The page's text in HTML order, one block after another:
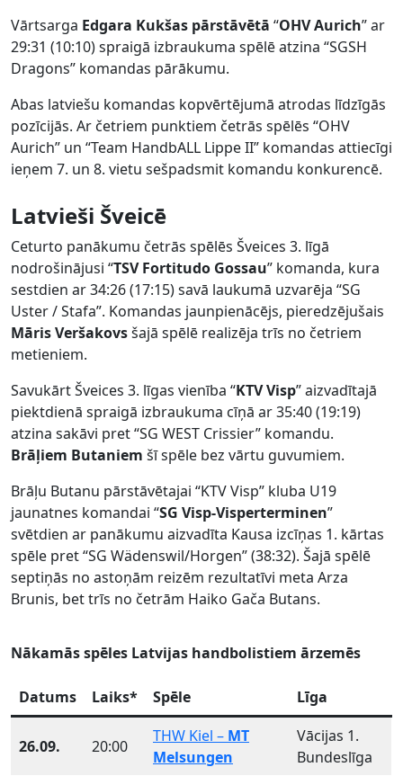
Vārtsarga Edgara Kukšas pārstāvētā “OHV Aurich” ar
29:31 (10:10) spraigā izbraukuma spēlē atzina “SGSH
Dragons” komandas pārākumu.
Abas latviešu komandas kopvērtējumā atrodas līdzīgās
pozīcijās. Ar četriem punktiem četrās spēlēs “OHV
Aurich” un “Team HandbALL Lippe II” komandas attiecīgi
ieņem 7. un 8. vietu sešpadsmit komandu konkurencē.
Latvieši Šveicē
Ceturto panākumu četrās spēlēs Šveices 3. līgā
nodrošinājusi “TSV Fortitudo Gossau” komanda, kura
sestdien ar 34:26 (17:15) savā laukumā uzvarēja “SG
Uster / Stafa”. Komandas jaunpienācējs, pieredzējušais
Māris Veršakovsšajā spēlē realizēja trīs no četriem
metieniem.
Savukārt Šveices 3. līgas vienība “KTV Visp” aizvadītajā
piektdienā spraigā izbraukuma cīņā ar 35:40 (19:19)
atzina sakāvi pret “SG WEST Crissier” komandu.
Brāļiem Butaniem šī spēle bez vārtu guvumiem.
Brāļu Butanu pārstāvētajai “KTV Visp” kluba U19
jaunatnes komandai “SG Visp-Visperterminen”
svētdien ar panākumu aizvadīta Kausa izcīņas 1. kārtas
spēle pret “SG Wädenswil/Horgen” (38:32). Šajā spēlē
septiņās no astoņām reizēm rezultatīvi meta Arza
Brunis, bet trīs no četrām Haiko Gača Butans.
Nākamās spēles Latvijas handbolistiem ārzemēs
Datums Laiks* Spēle Līga
26.09. 20:00
THW Kiel – MT
Melsungen
Vācijas 1.
Bundeslīga